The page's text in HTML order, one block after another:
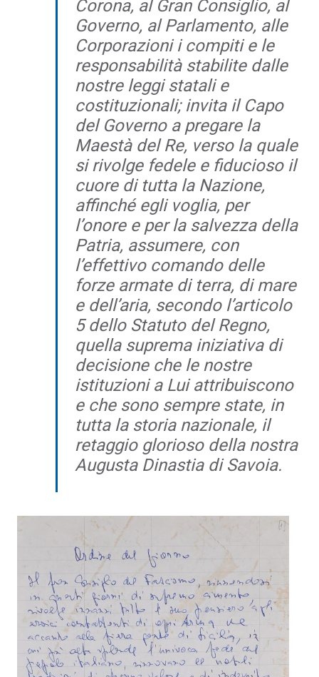
Corona, al Gran Consiglio, al
Governo, al Parlamento, alle
Corporazioni i compiti e le
responsabilità stabilite dalle
nostre leggi statali e
costituzionali; invita il Capo
del Governo a pregare la
Maestà del Re, verso la quale
si rivolge fedele e fiducioso il
cuore di tutta la Nazione,
affinché egli voglia, per
l’onore e per la salvezza della
Patria, assumere, con
l’effettivo comando delle
forze armate di terra, di mare
e dell’aria, secondo l’articolo
5 dello Statuto del Regno,
quella suprema iniziativa di
decisione che le nostre
istituzioni a Lui attribuiscono
e che sono sempre state, in
tutta la storia nazionale, il
retaggio glorioso della nostra
Augusta Dinastia di Savoia.